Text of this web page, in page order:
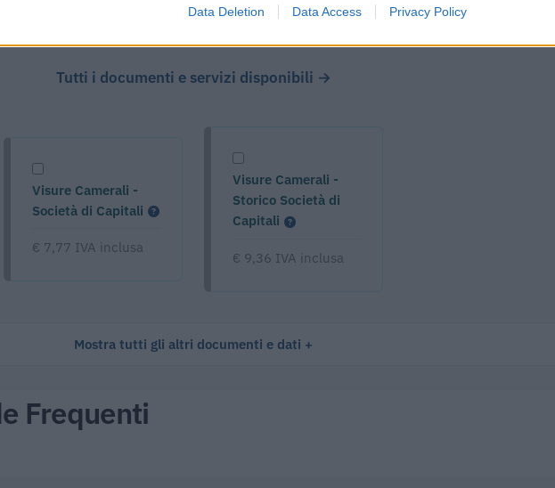
Data Deletion Data Access Privacy Policy
Tutti i documenti e servizi disponibili →
Visure Camerali -
Società di Capitali
€ 7,77 IVA inclusa
Visure Camerali -
Storico Società di
Capitali
€ 9,36 IVA inclusa
Mostra tutti gli altri documenti e dati
Frequenti